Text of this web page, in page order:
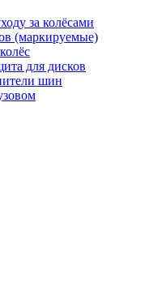
за колёсами
(маркируемые)
для дисков
шин